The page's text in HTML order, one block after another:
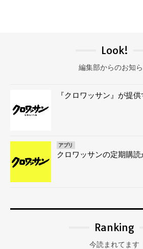
Look!
編集部からのお知
『クロワッサン』が提供
アプリ
クロワッサンの定期購読
Ranking
今読まれてます